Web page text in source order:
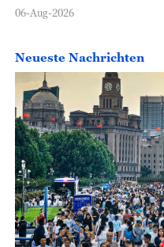
06-Aug-2026
Neueste Nachrichten